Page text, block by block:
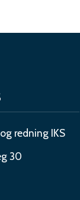
redning IKS
30